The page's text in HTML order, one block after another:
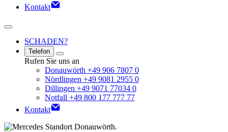
Kontakt
SCHADEN?
Telefon
Rufen Sie uns an
Donauwörth +49 906 7807 0
Nördlingen +49 9081 2955 0
Dillingen +49 9071 77034 0
Notfall +49 800 177 777 77
Kontakt